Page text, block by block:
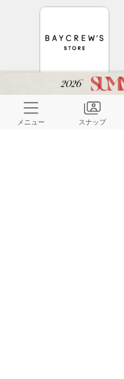
メニュー スナップ